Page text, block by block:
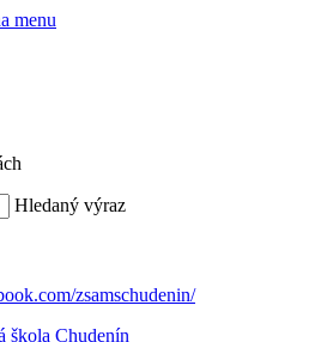
menu
Hledaný výraz
zsamschudenin/